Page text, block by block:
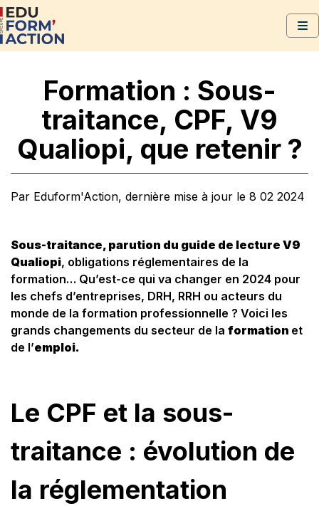
Formation : Sous-
traitance, CPF, V9
Qualiopi, que retenir ?
Par Eduform'Action, dernière mise à jour le 8 02 2024
Sous-traitance, parution du guide de lecture V9
Qualiopi, obligations réglementaires de la
formation… Qu’est-ce qui va changer en 2024 pour
les chefs d’entreprises, DRH, RRH ou acteurs du
monde de la formation professionnelle ? Voici les
grands changements du secteur de la formation et
de l’emploi.
Le CPF et la sous-
traitance : évolution de
la réglementation